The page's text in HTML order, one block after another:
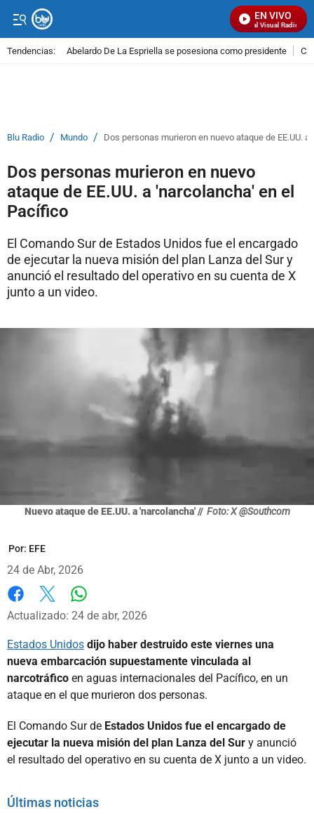
EN VIVO
Señal Visual Radio
Tendencias: Abelardo De La Espriella se posesiona como presidente
Blu Radio / Mundo / Dos personas murieron en nuevo ataque de EE.UU.
Dos personas murieron en nuevo
ataque de EE.UU. a 'narcolancha' en el
Pacífico
El Comando Sur de Estados Unidos fue el encargado
de ejecutar la nueva misión del plan Lanza del Sur y
anunció el resultado del operativo en su cuenta de X
junto a un video.
Nuevo ataque de EE.UU. a 'narcolancha' // Foto: X @Southcom
Por: EFE
24 de Abr, 2026
Facebook
X
Actualizado: 24 de abr, 2026
Estados Unidos dijo haber destruido este viernes una
nueva embarcación supuestamente vinculada al
narcotráfico en aguas internacionales del Pacífico, en un
ataque en el que murieron dos personas.
El Comando Sur de Estados Unidos fue el encargado de
ejecutar la nueva misión del plan Lanza del Sur y anunció
el resultado del operativo en su cuenta de X junto a un video.
Últimas noticias